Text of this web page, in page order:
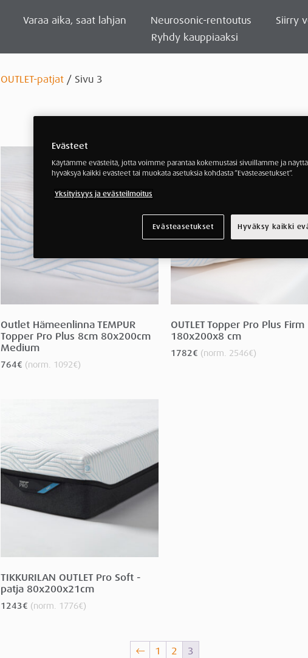
Varaa aika, saat lahjan Neurosonic-rentoutus Siirry
Ryhdy kauppiaaksi
OUTLET-patjat / Sivu 3
Outlet Hämeenlinna TEMPUR
Topper Pro Plus 8cm 80x200cm
Medium
764€ (norm. 1092€)
OUTLET Topper Pro Plus Firm
180x200x8 cm
1782€ (norm. 2546€)
TIKKURILAN OUTLET Pro Soft -
patja 80x200x21cm
1243€ (norm. 1776€)
← 1 2 3
Evästeet
Käytämme evästeitä, jotta voimme parantaa kokemustasi sivuillamme ja
hyväksyä kaikki evästeet tai muokata asetuksia kohdasta ”Evästeasetukset”.
Yksityisyys ja evästeilmoitus
Evästeasetukset Hyväksy kaikki